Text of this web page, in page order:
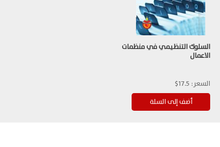
السلوك التنظيمي في منظمات
الاعمال
السعر: 17.5$